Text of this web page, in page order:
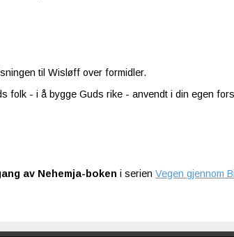
til Wisløff over formidler.
folk - i å bygge Guds rike - anvendt i din egen
av Nehemja-boken i serienVegen gjennom